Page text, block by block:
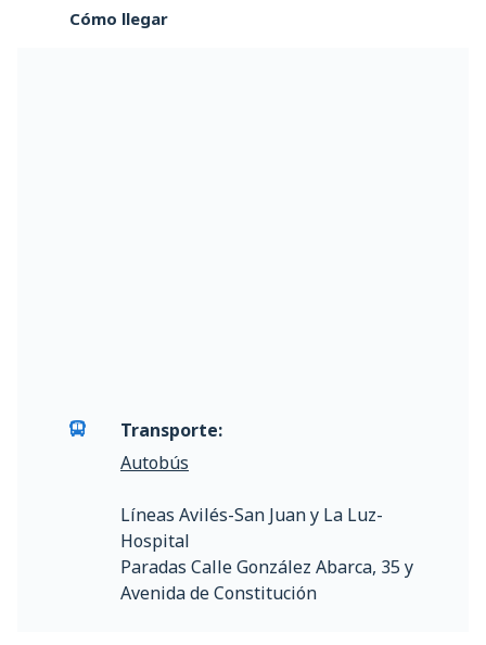
Cómo llegar
Transporte:
Autobús
Líneas Avilés-San Juan y La Luz-
Hospital
Paradas Calle González Abarca, 35 y
Avenida de Constitución